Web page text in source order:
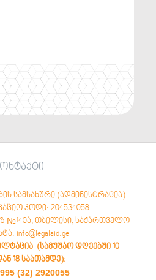
სამსახური (ადმინისტრაცია)
კოდი: 204534058
№140ა, თბილისი, საქართველო
info@legalaid.ge
(სამუშაო დღეებში 10
18 საათამდე):
(32) 2920055